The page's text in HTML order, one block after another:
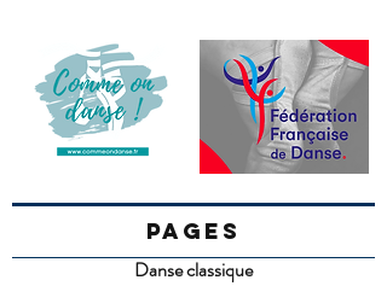
PAGES
Danse classique